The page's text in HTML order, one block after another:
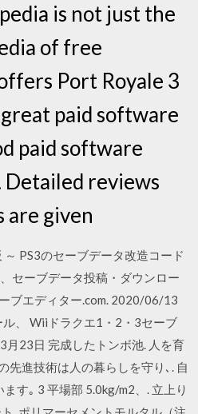
is not just the
of free
Port Royale 3
paid software
paid software
Detailed reviews
are given
PS3のセーブデータ改造コード
セーブデータ投稿・ダウンロー
ブエディター.com. 2020/06/13
、 Wiiドラクエ1・2・3セーブ
23日 完成したトンボ池. 人を育
先進技術は人の暮らしを守り､. 自
す｡ 3 平場部 5.0kg/m2、. 立上り